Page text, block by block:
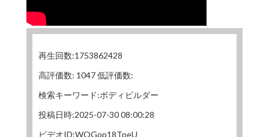
再生回数:1753862428
高評価数: 1047 低評価数:
検索キーワード:ボディビルダー
投稿日時:2025-07-30 08:00:28
ビデオID:WQGop18TpeU